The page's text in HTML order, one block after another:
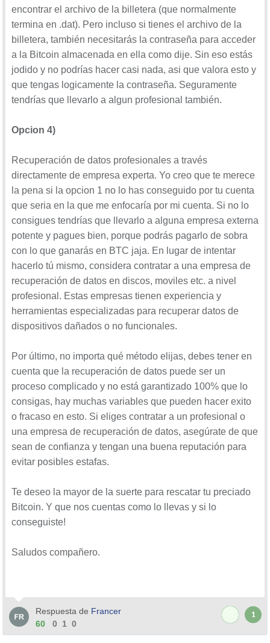
encontrar el archivo de la billetera (que normalmente
termina en .dat). Pero incluso si tienes el archivo de la
billetera, también necesitarás la contraseña para acceder
a la Bitcoin almacenada en ella como dije. Sin eso estás
jodido y no podrías hacer casi nada, asi que valora esto y
que tengas logicamente la contraseña. Seguramente
tendrías que llevarlo a algun profesional también.
Opcion 4)
Recuperación de datos profesionales a través
directamente de empresa experta. Yo creo que te merece
la pena si la opcion 1 no lo has conseguido por tu cuenta
que seria en la que me enfocaría por mi cuenta. Si no lo
consigues tendrías que llevarlo a alguna empresa externa
potente y pagues bien, porque podrás pagarlo de sobra
con lo que ganarás en BTC jaja. En lugar de intentar
hacerlo tú mismo, considera contratar a una empresa de
recuperación de datos en discos, moviles etc. a nivel
profesional. Estas empresas tienen experiencia y
herramientas especializadas para recuperar datos de
dispositivos dañados o no funcionales.
Por último, no importa qué método elijas, debes tener en
cuenta que la recuperación de datos puede ser un
proceso complicado y no está garantizado 100% que lo
consigas, hay muchas variables que pueden hacer exito
o fracaso en esto. Si eliges contratar a un profesional o
una empresa de recuperación de datos, asegúrate de que
sean de confianza y tengan una buena reputación para
evitar posibles estafas.
Te deseo la mayor de la suerte para rescatar tu preciado
Bitcoin. Y que nos cuentas como lo llevas y si lo
conseguiste!
Saludos compañero.
Respuesta de Francer
60
0 1 0
1